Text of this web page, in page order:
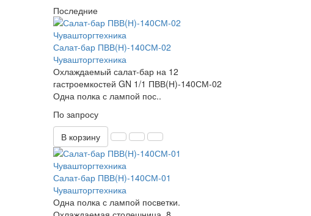
Последние
Салат-бар ПВВ(Н)-140СМ-02
Чувашторгтехника
Охлаждаемый салат-бар на 12
гастроемкостей GN 1/1 ПВВ(Н)-140СМ-02
Одна полка с лампой пос..
По запросу
В корзину
Салат-бар ПВВ(Н)-140СМ-01
Чувашторгтехника
Одна полка с лампой посветки.